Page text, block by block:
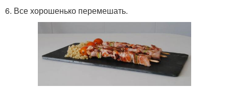
6. Все хорошенько перемешать.